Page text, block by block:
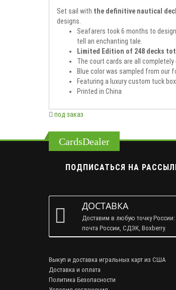
Set sail with the definitive nautical
designs.
Seafarers took 6 months to
tell an enchanting tale.
Limited Edition of 248 decks
The court cards are all
Blue color was sampled from our
Featuring a luxury custom tuck box.
Printed in China
под заказ
CardsDealer
ПОДПИСАТЬСЯ НА
ДОСТАВКА
Доставим в любую точку России:
почта России, СДЭК, Boxberry.
Выкуп и доставка игральных карт из США
Доставка и оплата
Политика Безопасности